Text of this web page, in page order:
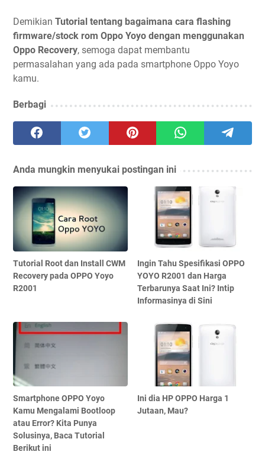
Demikian Tutorial tentang bagaimana cara flashing
firmware/stock rom Oppo Yoyo dengan menggunakan
Oppo Recovery, semoga dapat membantu
permasalahan yang ada pada smartphone Oppo Yoyo
kamu.
Berbagi
Anda mungkin menyukai postingan ini
Tutorial Root dan Install CWM
Recovery pada OPPO Yoyo
R2001
Ingin Tahu Spesifikasi OPPO
YOYO R2001 dan Harga
Terbarunya Saat Ini? Intip
Informasinya di Sini
Smartphone OPPO Yoyo
Kamu Mengalami Bootloop
atau Error? Kita Punya
Solusinya, Baca Tutorial
Berikut ini
Ini dia HP OPPO Harga 1
Jutaan, Mau?